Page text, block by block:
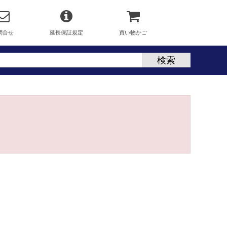
合せ 延長保証規定 買い物かご